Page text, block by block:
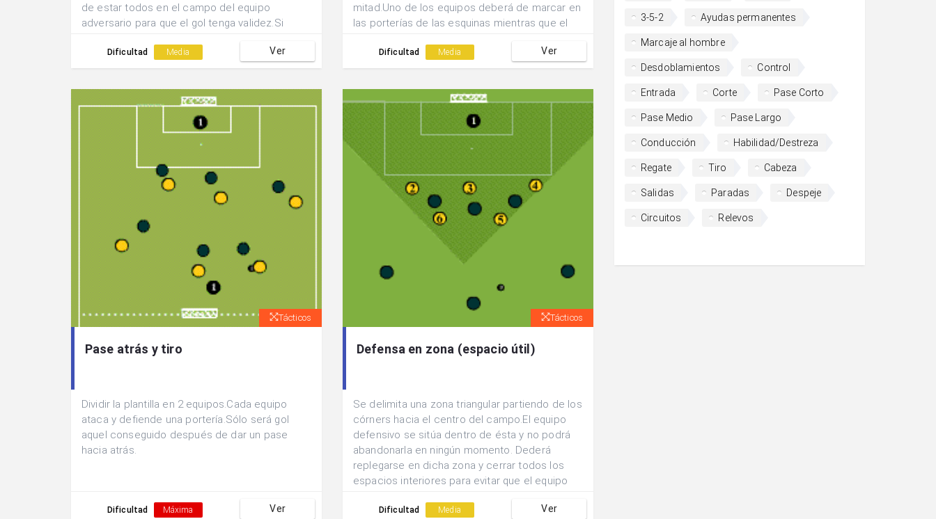
de estar todos en el campo del equipo
adversario para que el gol tenga validez.Si
el gol se encuentra en campo ajeno el gol
valdrá doble.
Dificultad Media Ver
mitad.Uno de los equipos deberá de marcar en
las porterías de las esquinas mientras que el
Dificultad Media Ver
Tácticos
Pase atrás y tiro
Dividir la plantilla en 2 equipos.Cada equipo
ataca y defiende una portería.Sólo será gol
aquel conseguido después de dar un pase
hacia atrás.
Dificultad Máxima Ver
Tácticos
Defensa en zona (espacio útil)
Se delimita una zona triangular partiendo de los
córners hacia el centro del campo.El equipo
defensivo se sitúa dentro de ésta y no podrá
abandonarla en ningún momento. Dederá
replegarse en dicha zona y cerrar todos los
espacios interiores para evitar que el equipo
con posesión jugará con 3 jugadores dentro y 3
Dificultad Media Ver
3-5-2 Ayudas permanentes
Marcaje al hombre
Desdoblamientos Control
Entrada Corte Pase Corto
Pase Medio Pase Largo
Conducción Habilidad/Destreza
Regate Tiro Cabeza
Salidas Paradas Despeje
Circuitos Relevos